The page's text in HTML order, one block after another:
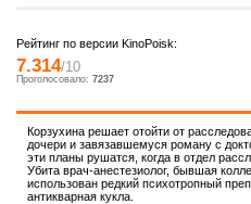
Рейтинг по версии KinoPoisk:
7.314/10
Проголосовало: 7237
Корзухина решает отойти от
дочери и завязавшемуся роману с
эти планы рушатся, когда в отдел
Убита врач-анестезиолог, бывшая
использован редкий психотропный
антикварная кукла.